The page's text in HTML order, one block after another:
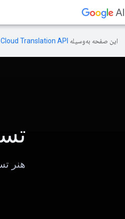
این صفحه به‌وسیله
هنر